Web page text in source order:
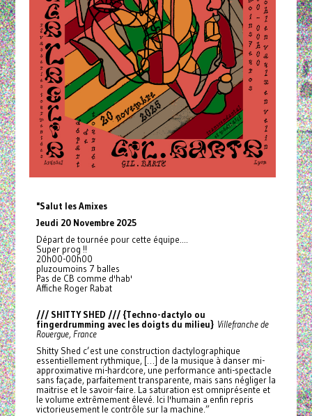
"Salut les Amixes
Jeudi 20 Novembre 2025
Départ de tournée pour cette équipe....
Super prog !!
20h00-00h00
pluzoumoins 7 balles
Pas de CB comme d'hab'
Affiche Roger Rabat
/// SHITTY SHED /// {Techno-dactylo ou
fingerdrumming avec les doigts du milieu} Villefranche de
Rouergue, France
Shitty Shed c’est une construction dactylographique
essentiellement rythmique, […] de la musique à danser mi-
approximative mi-hardcore, une performance anti-spectacle
sans façade, parfaitement transparente, mais sans négliger la
maitrise et le savoir-faire. La saturation est omniprésente et
le volume extrêmement élevé. Ici l'humain a enfin repris
victorieusement le contrôle sur la machine.”